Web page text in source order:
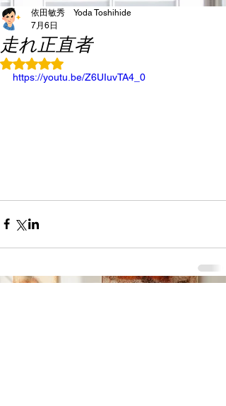
走れ正直者
依田敏秀 Yoda Toshihide
7月6日
5つ星のうちNaNと評価されています。
https://youtu.be/Z6UIuvTA4_0